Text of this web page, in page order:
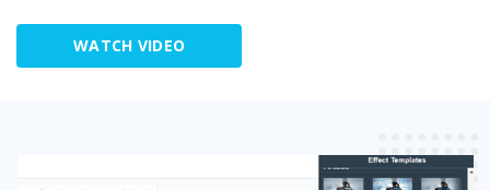
WATCH VIDEO